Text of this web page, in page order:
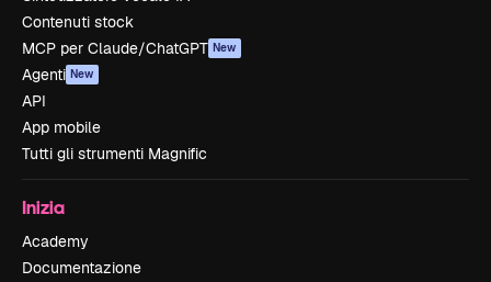
Contenuti stock
MCP per Claude/ChatGPT New
Agenti New
API
App mobile
Tutti gli strumenti Magnific
Inizia
Academy
Documentazione